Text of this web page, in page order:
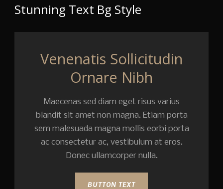
Stunning Text Bg Style
Venenatis Sollicitudin
Ornare Nibh
Maecenas sed diam eget risus varius
blandit sit amet non magna. Etiam porta
sem malesuada magna mollis eorbi porta
ac consectetur ac, vestibulum at eros.
Donec ullamcorper nulla.
BUTTON TEXT